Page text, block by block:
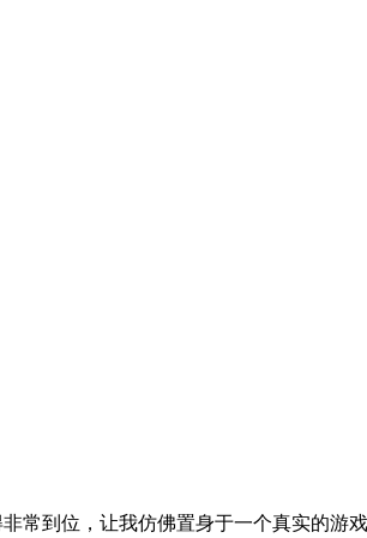
常到位，让我仿佛置身于一个真实的游戏